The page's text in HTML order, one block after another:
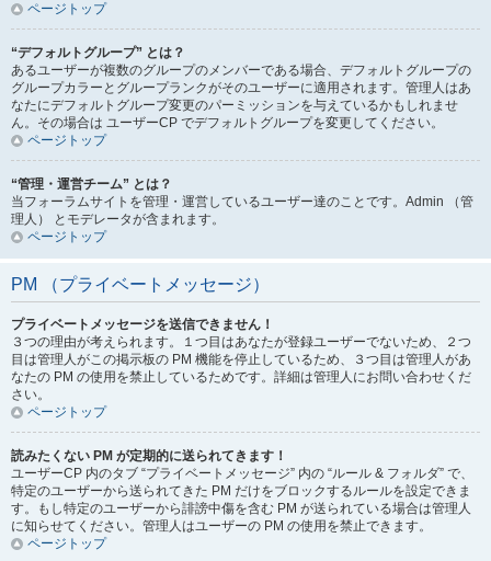
ページトップ
“デフォルトグループ” とは？
あるユーザーが複数のグループのメンバーである場合、デフォルトグループの
グループカラーとグループランクがそのユーザーに適用されます。管理人はあ
なたにデフォルトグループ変更のパーミッションを与えているかもしれませ
ん。その場合は ユーザーCP でデフォルトグループを変更してください。
ページトップ
“管理・運営チーム” とは？
当フォーラムサイトを管理・運営しているユーザー達のことです。Admin （管
理人） とモデレータが含まれます。
ページトップ
PM （プライベートメッセージ）
プライベートメッセージを送信できません！
３つの理由が考えられます。１つ目はあなたが登録ユーザーでないため、２つ
目は管理人がこの掲示板の PM 機能を停止しているため、３つ目は管理人があ
なたの PM の使用を禁止しているためです。詳細は管理人にお問い合わせくだ
さい。
ページトップ
読みたくない PM が定期的に送られてきます！
ユーザーCP 内のタブ “プライベートメッセージ” 内の “ルール & フォルダ” で、
特定のユーザーから送られてきた PM だけをブロックするルールを設定できま
す。もし特定のユーザーから誹謗中傷を含む PM が送られている場合は管理人
に知らせてください。管理人はユーザーの PM の使用を禁止できます。
ページトップ